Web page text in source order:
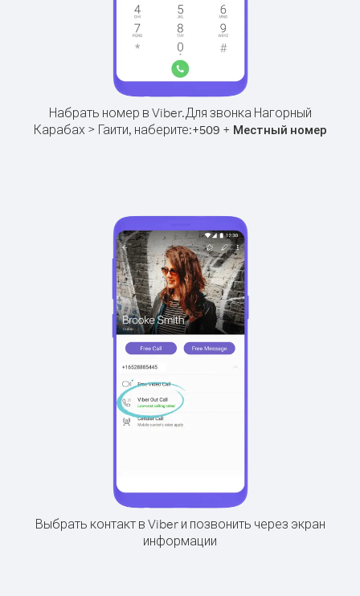
Набрать номер в Viber.Для звонка Нагорный
Карабах > Гаити, наберите:+509 + Местный номер
Выбрать контакт в Viber и позвонить через экран
информации